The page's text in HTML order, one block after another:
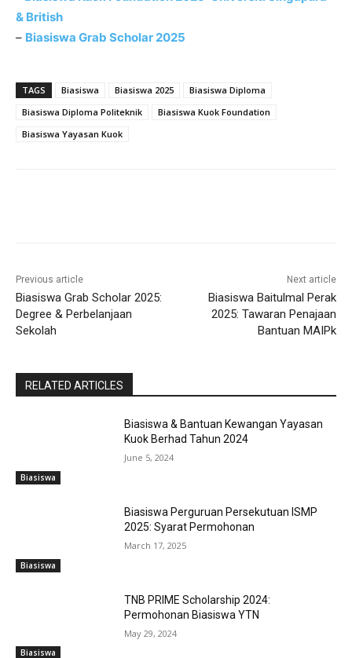
& British
– Biasiswa Grab Scholar 2025
TAGS Biasiswa Biasiswa 2025
Biasiswa Diploma
Biasiswa Diploma Politeknik
Biasiswa Kuok Foundation
Biasiswa Yayasan Kuok
Previous article
Biasiswa Grab Scholar 2025:
Degree & Perbelanjaan
Sekolah
Next article
Biasiswa Baitulmal Perak
2025: Tawaran Penajaan
Bantuan MAIPk
RELATED ARTICLES
Biasiswa
Biasiswa & Bantuan Kewangan Yayasan
Kuok Berhad Tahun 2024
June 5, 2024
Biasiswa
Biasiswa Perguruan Persekutuan ISMP
2025: Syarat Permohonan
March 17, 2025
Biasiswa
TNB PRIME Scholarship 2024:
Permohonan Biasiswa YTN
May 29, 2024